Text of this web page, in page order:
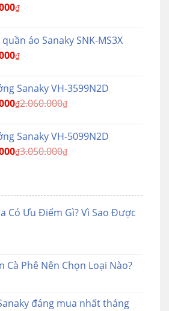
₫
áo Sanaky SNK-MS3X
₫
Sanaky VH-3599N2D
₫2.060.000₫
Sanaky VH-5099N2D
₫3.050.000₫
Có Ưu Điểm Gì? Vì Sao Được
Cà Phê Nên Chọn Loại Nào?
đáng mua nhất tháng